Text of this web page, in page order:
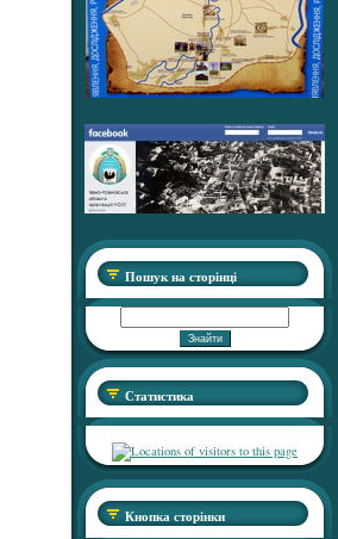
Пошук на сторінці
Статистика
Кнопка сторінки